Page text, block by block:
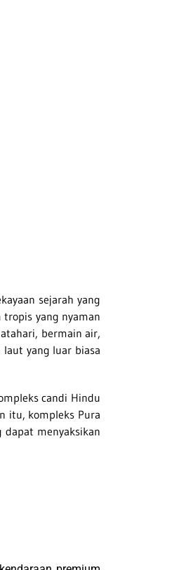
sejarah yang
yang nyaman
bermain air,
yang luar biasa
candi Hindu
itu, kompleks Pura
menyaksikan